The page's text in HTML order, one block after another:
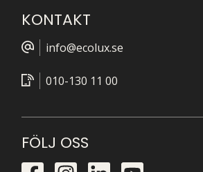
KONTAKT
info@ecolux.se
010-130 11 00
FÖLJ OSS